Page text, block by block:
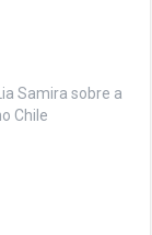
Samira sobre a
Chile